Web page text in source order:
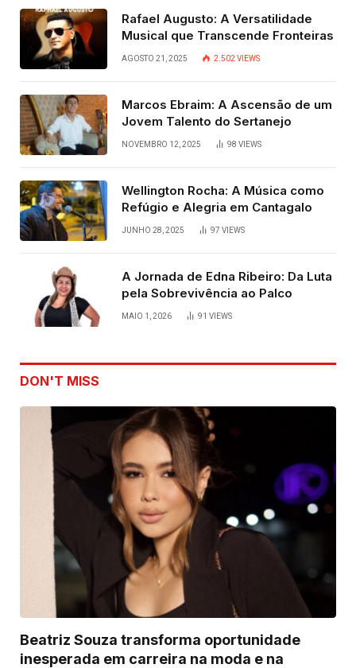
Rafael Augusto: A Versatilidade
Musical que Transcende Fronteiras
AGOSTO 21, 2025 2.502VIEWS
Marcos Ebraim: A Ascensão de um
Jovem Talento do Sertanejo
NOVEMBRO 12, 2025 98 VIEWS
Wellington Rocha: A Música como
Refúgio e Alegria em Cantagalo
JUNHO 28, 2025 97 VIEWS
A Jornada de Edna Ribeiro: Da Luta
pela Sobrevivência ao Palco
MAIO 1, 2026 91 VIEWS
DON'T MISS
Beatriz Souza transforma oportunidade
inesperada em carreira na moda e na